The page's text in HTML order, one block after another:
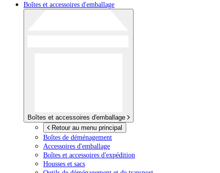
Boîtes et accessoires d'emballage
Boîtes et accessoires d'emballage
Retour au menu principal
Boîtes de déménagement
Accessoires d'emballage
Boîtes et accessoires d'expédition
Housses et sacs